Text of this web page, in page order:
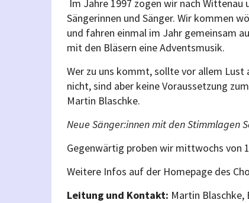
Im Jahre 1997 zogen wir nach
Sängerinnen und Sänger. Wir kommen
und fahren einmal im Jahr gemeinsam
mit den Bläsern eine Adventsmusik.
Wer zu uns kommt, sollte vor allem Lust
nicht, sind aber keine Voraussetzung
Martin Blaschke.
Neue Sänger:innen mit den Stimmlagen
Gegenwärtig proben wir mittwochs von
Weitere Infos auf der Homepage des
Leitung und Kontakt: Martin